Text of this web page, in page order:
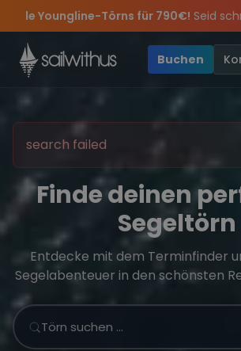
Skip to content
für 790€!Seid schnell und sichert euch
Sichere Dir jetztDein Meilenbuch
Angebote mehr Sowie20€ Rabatt auf
feiern die Törns, die Crew und die
Buchen
search failed
Finde deinen
Segeltörn
Entdecke mit dem Terminfinder
Segelabenteuer in den schönsten
Törn suchen …